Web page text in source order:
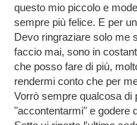
questo mio piccolo e
sempre più felice. E per
Devo ringraziare solo me
faccio mai, sono in
che posso fare di più,
rendermi conto che per
Vorrò sempre qualcosa di
"accontentarmi" e godere